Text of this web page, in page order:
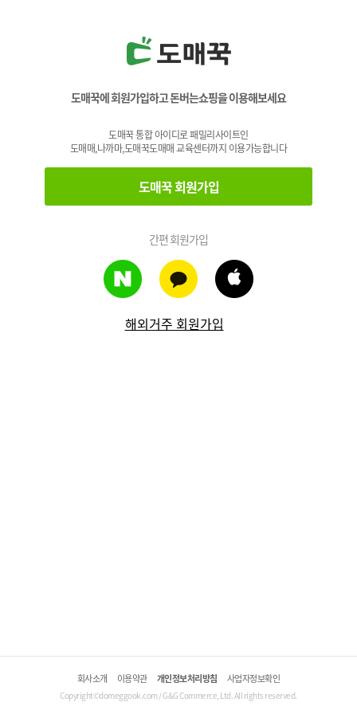
도매꾹에 회원가입하고 돈버는쇼핑을 이용해보세요
도매꾹 통합 아이디로 패밀리사이트인
도매매,나까마,도매꾹도매매 교육센터까지 이용가능합니다
도매꾹 회원가입
간편 회원가입
해외거주 회원가입
회사소개 이용약관 개인정보처리방침 사업자정보확인
Copyright©domeggook.com / G&G Commerce, Ltd. All rights reserved.